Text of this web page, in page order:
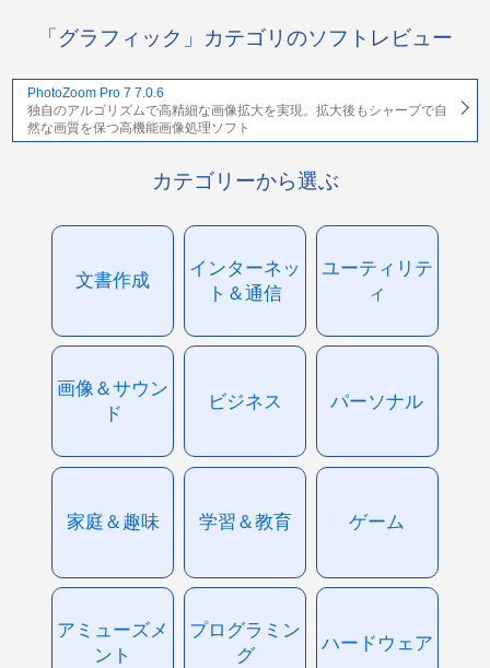
「グラフィック」カテゴリのソフトレビュー
PhotoZoom Pro 7 7.0.6
独自のアルゴリズムで高精細な画像拡大を実現。拡大後もシャープで自
然な画質を保つ高機能画像処理ソフト
カテゴリーから選ぶ
文書作成
インターネッ
ト＆通信
ユーティリテ
ィ
画像＆サウン
ド
ビジネス パーソナル
家庭＆趣味 学習＆教育 ゲーム
アミューズメ
ント
プログラミン
グ
ハードウェア